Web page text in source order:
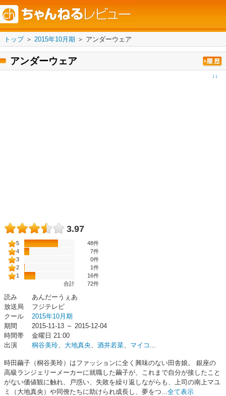
トップ＞ 2015年10月期 ＞ アンダーウェア
アンダーウェア
↓↓
3.97
5
48件
4
7件
3
0件
2
1件
1
16件
合計
72件
読み
あんだーうぇあ
放送局
フジテレビ
クール
2015年10月期
期間
2015-11-13 ～ 2015-12-04
時間帯
金曜日 21:00
出演
桐谷美玲、 大地真央、 酒井若菜、 マイコ ...
時田繭子（桐谷美玲）はファッションに全く興味のない田舎娘。 銀座の
高級ランジェリーメーカーに就職した繭子が、これまで自分が接したこと
がない価値観に触れ、戸惑い、失敗を繰り返しながらも、上司の南上マユ
ミ（大地真央）や同僚たちに助けられ成長し、夢をつ...全て表示